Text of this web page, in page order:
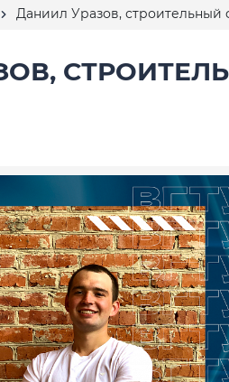
Даниил Уразов, строительный